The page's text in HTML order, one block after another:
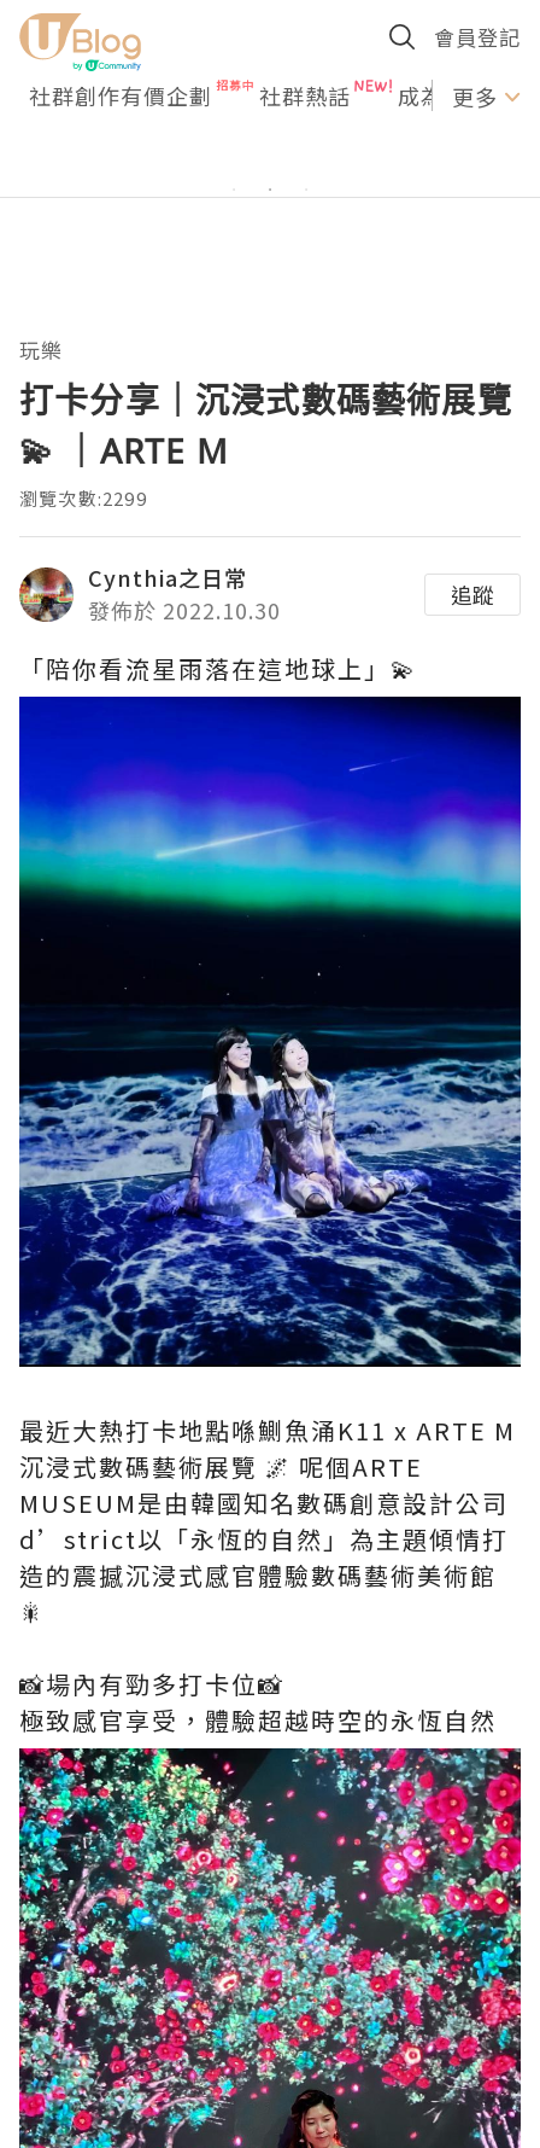
會員登記
社群創作有價企劃 社群熱話 成為U更多
玩樂
打卡分享｜沉浸式數碼藝術展覽
💫 ｜ARTE M
瀏覽次數:2299
Cynthia之日常
發佈於 2022.10.30
追蹤
「陪你看流星雨落在這地球上」💫
最近大熱打卡地點喺鰂魚涌K11 x ARTE M
沉浸式數碼藝術展覽 🌌 呢個ARTE
MUSEUM是由韓國知名數碼創意設計公司
d’strict以「永恆的自然」為主題傾情打
造的震撼沉浸式感官體驗數碼藝術美術館
🎇
📸場內有勁多打卡位📸
極致感官享受，體驗超越時空的永恆自然